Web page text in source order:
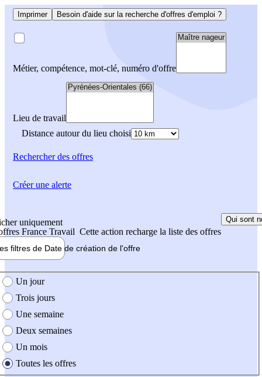
Imprimer Besoin d'aide sur la recherche d'offres d'emploi ?
Métier, compétence, mot-clé, numéro d'offre
Lieu de travail
Distance autour du lieu choisi
Rechercherdes offres
uniquement
France Travail Cette action recharge la liste des offres
Qui sont
filtres de Date de création de l'offre
création de l'offre
Un jour
Trois jours
Une semaine
Deux semaines
Un mois
Toutes les offres
Créer une alerte